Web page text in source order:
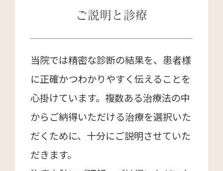
ご説明と診療
当院では精密な診断の結果を、患者様
に正確かつわかりやすく伝えることを
心掛けています。複数ある治療法の中
からご納得いただける治療を選択いた
だくために、十分にご説明させていた
だきます。